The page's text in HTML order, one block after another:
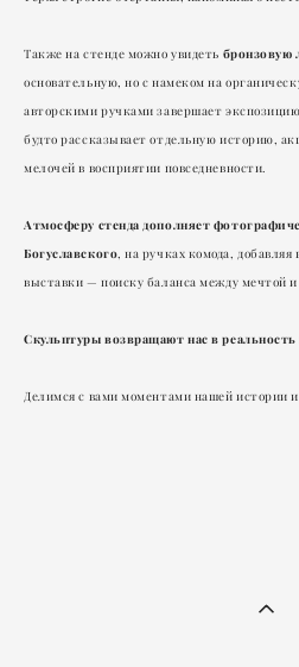
Также на стенде можно увидеть бронзовую
основательную, но с намеком на
авторскими ручками завершает
будто рассказывает отдельную историю,
мелочей в восприятии повседневности.
Атмосферу стенда дополняет
Богуславского, на ручках комода,
выставки — поиску баланса между мечтой
Скульптуры возвращают нас в
Делимся с вами моментами нашей истории